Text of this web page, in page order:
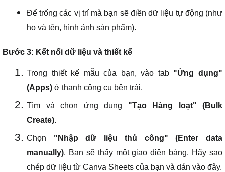
Để trống các vị trí mà bạn sẽ điền dữ liệu tự động (như
họ và tên, hình ảnh sản phẩm).
Bước 3: Kết nối dữ liệu và thiết kế
Trong thiết kế mẫu của bạn, vào tab "Ứng dụng"
(Apps) ở thanh công cụ bên trái.
Tìm và chọn ứng dụng "Tạo Hàng loạt" (Bulk
Create).
Chọn "Nhập dữ liệu thủ công" (Enter data
manually). Bạn sẽ thấy một giao diện bảng. Hãy sao
chép dữ liệu từ Canva Sheets của bạn và dán vào đây.